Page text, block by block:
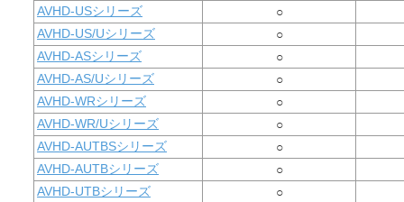
AVHD-USシリーズ
○
AVHD-US/Uシリーズ
○
AVHD-ASシリーズ
○
AVHD-AS/Uシリーズ
○
AVHD-WRシリーズ
○
AVHD-WR/Uシリーズ
○
AVHD-AUTBSシリーズ
○
AVHD-AUTBシリーズ
○
AVHD-UTBシリーズ
○